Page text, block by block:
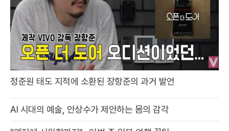
정준원 태도 지적에 소환된 장항준의 과거 발언
AI 시대의 예술, 안상수가 제안하는 몸의 감각